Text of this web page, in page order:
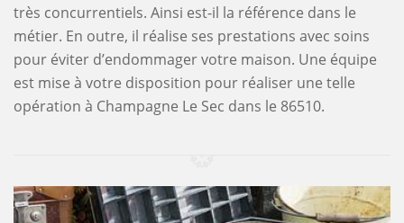
très concurrentiels. Ainsi est-il la référence dans le
métier. En outre, il réalise ses prestations avec soins
pour éviter d’endommager votre maison. Une équipe
est mise à votre disposition pour réaliser une telle
opération à Champagne Le Sec dans le 86510.